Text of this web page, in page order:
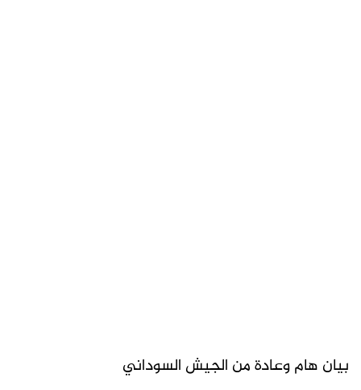
بيان هام وعادة من الجيش السوداني